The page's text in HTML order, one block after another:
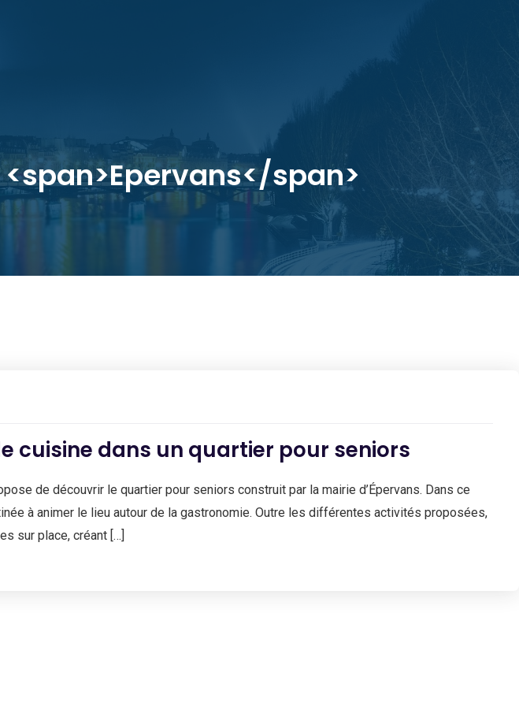
span>
cuisine dans un quartier pour seniors
de découvrir le quartier pour seniors construit par la mairie d’Épervans. Dans ce
à animer le lieu autour de la gastronomie. Outre les différentes activités proposées,
sur place, créant […]